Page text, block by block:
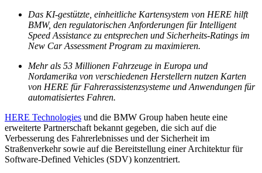
Das KI-gestützte, einheitliche Kartensystem von HERE hilft
BMW, den regulatorischen Anforderungen für Intelligent
Speed Assistance zu entsprechen und Sicherheits-Ratings im
New Car Assessment Program zu maximieren.
Mehr als 53 Millionen Fahrzeuge in Europa und
Nordamerika von verschiedenen Herstellern nutzen Karten
von HERE für Fahrerassistenzsysteme und Anwendungen für
automatisiertes Fahren.
HERE Technologies und die BMW Group haben heute eine
erweiterte Partnerschaft bekannt gegeben, die sich auf die
Verbesserung des Fahrerlebnisses und der Sicherheit im
Straßenverkehr sowie auf die Bereitstellung einer Architektur für
Software-Defined Vehicles (SDV) konzentriert.